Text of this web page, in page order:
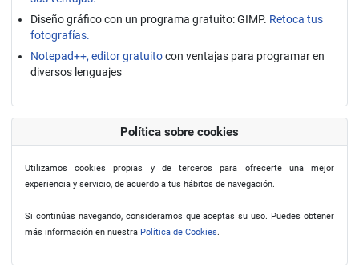
Diseño gráfico con un programa gratuito: GIMP. Retoca tus
fotografías.
Notepad++, editor gratuitocon ventajas para programar en
diversos lenguajes
Política sobre cookies
Utilizamos cookies propias y de terceros para ofrecerte una mejor
experiencia y servicio, de acuerdo a tus hábitos de navegación.
Si continúas navegando, consideramos que aceptas su uso. Puedes obtener
más información en nuestra Política de Cookies